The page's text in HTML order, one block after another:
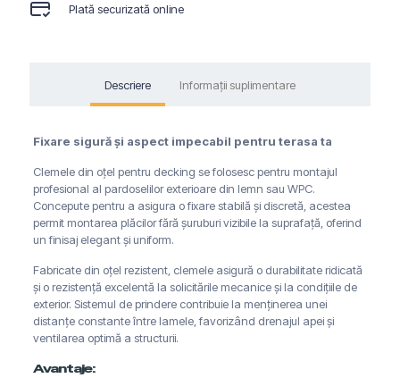
Plată securizată online
Descriere Informații suplimentare
Fixare sigură și aspect impecabil pentru terasa ta
Clemele din oțel pentru decking se folosesc pentru montajul
profesional al pardoselilor exterioare din lemn sau WPC.
Concepute pentru a asigura o fixare stabilă și discretă, acestea
permit montarea plăcilor fără șuruburi vizibile la suprafață, oferind
un finisaj elegant și uniform.
Fabricate din oțel rezistent, clemele asigură o durabilitate ridicată
și o rezistență excelentă la solicitările mecanice și la condițiile de
exterior. Sistemul de prindere contribuie la menținerea unei
distanțe constante între lamele, favorizând drenajul apei și
ventilarea optimă a structurii.
Avantaje: